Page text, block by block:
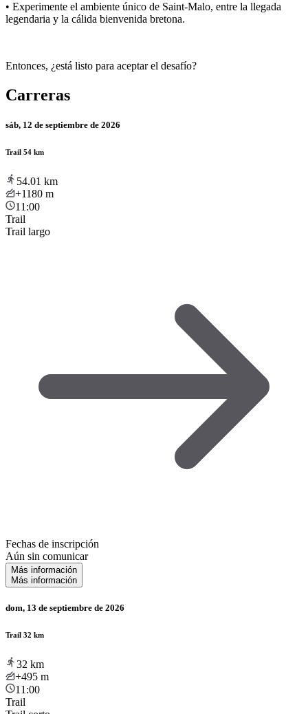
• Experimente el ambiente único de Saint-Malo, entre la llegada
legendaria y la cálida bienvenida bretona.
Entonces, ¿está listo para aceptar el desafío?
Carreras
sáb, 12 de septiembre de 2026
Trail 54 km
54.01 km
+1180 m
11:00
Trail
Trail largo
Fechas de inscripción
Aún sin comunicar
Más información
Más información
dom, 13 de septiembre de 2026
Trail 32 km
32 km
+495 m
11:00
Trail